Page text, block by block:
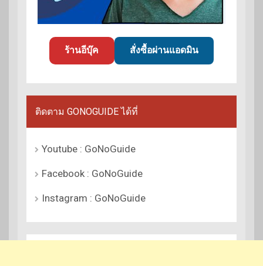
ร้านอีบุ๊ค สั่งซื้อผ่านแอดมิน
ติดตาม GONOGUIDE ได้ที่
Youtube : GoNoGuide
Facebook : GoNoGuide
Instagram : GoNoGuide